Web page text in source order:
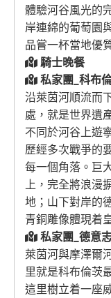
體驗河谷風光的
岸連綿的葡萄園
品嘗一杯當地優
騎士晚餐
私家團_科布
沿萊茵河順流而
處，就是世界遺
不同於河谷上遊
歷經多次戰爭的
每一個角落。巨
上，完全將浪漫
地；山下對岸的
青銅雕像體現着
私家團_德意
萊茵河與摩澤爾
里就是科布倫茨
這里樹立着一座